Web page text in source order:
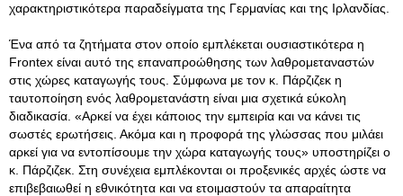
χαρακτηριστικότερα παραδείγματα της Γερμανίας και της Ιρλανδίας.
Ένα από τα ζητήματα στον οποίο εμπλέκεται ουσιαστικότερα η
Frontex είναι αυτό της επαναπροώθησης των λαθρομεταναστών
στις χώρες καταγωγής τους. Σύμφωνα με τον κ. Πάρζιζεκ η
ταυτοποίηση ενός λαθρομετανάστη είναι μια σχετικά εύκολη
διαδικασία. «Αρκεί να έχει κάποιος την εμπειρία και να κάνει τις
σωστές ερωτήσεις. Ακόμα και η προφορά της γλώσσας που μιλάει
αρκεί για να εντοπίσουμε την χώρα καταγωγής τους» υποστηρίζει ο
κ. Πάρζιζεκ. Στη συνέχεια εμπλέκονται οι προξενικές αρχές ώστε να
επιβεβαιωθεί η εθνικότητα και να ετοιμαστούν τα απαραίτητα